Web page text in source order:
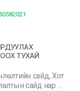
ТУХАЙ
сайд, Хот
сайд нар …